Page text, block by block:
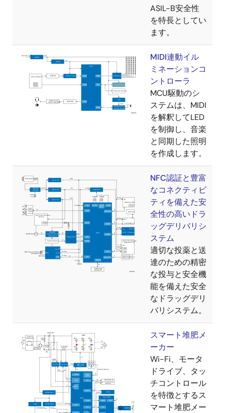
ASIL-B安全性
を特長としてい
ます。
MIDI連動イル
ミネーションコ
ントローラ
MCU駆動のシ
ステムは、MIDI
を解釈してLED
を制御し、音楽
と同期した照明
を作成します。
NFC認証と豊富
なコネクティビ
ティを備えた安
全性の高いドラ
ッグデリバリシ
ステム
適切な投薬と送
達のための精密
な投与と安全機
能を備えた安全
なドラッグデリ
バリシステム。
スマート堆肥メ
ーカー
Wi-Fi、モータ
ドライブ、タッ
チコントロール
を特徴とするス
マート堆肥メー